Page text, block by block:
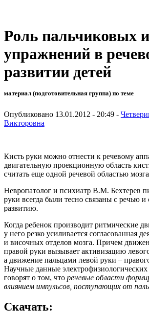
Роль пальчиковых
упражнений в
развитии детей
материал (подготовительная группа) по теме
Опубликовано 13.01.2012 - 20:49 -
Викторовна
Кисть руки можно отнести к речевому
двигательную проекционную область
считать еще одной речевой областью
Невропатолог и психиатр В.М. Бехтерев
руки всегда были тесно связаны с речью и
развитию.
Когда ребенок производит ритмические
у него резко усиливается согласованная
и височных отделов мозга. Причем
правой руки вызывает активизацию
а движение пальцами левой руки –
Научные данные электрофизиологических
говорят о том, что речевые области
влиянием импульсов, поступающих от
Скачать: